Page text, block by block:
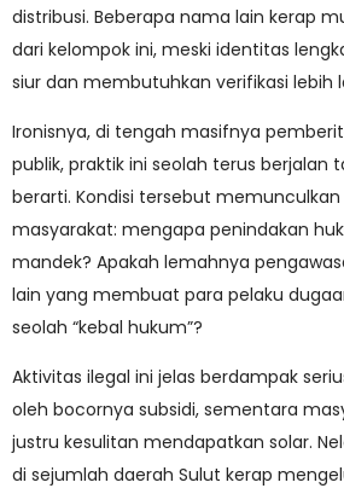
distribusi. Beberapa nama lain kerap
dari kelompok ini, meski identitas
siur dan membutuhkan verifikasi lebih
Ironisnya, di tengah masifnya
publik, praktik ini seolah terus berjalan
berarti. Kondisi tersebut
masyarakat: mengapa penindakan
mandek? Apakah lemahnya
lain yang membuat para pelaku
seolah “kebal hukum”?
Aktivitas ilegal ini jelas berdampak
oleh bocornya subsidi, sementara
justru kesulitan mendapatkan solar.
di sejumlah daerah Sulut kerap